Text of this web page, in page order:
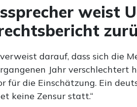
weist
darauf, dass sich die
Jahr verschlechtert
für die Einschätzung. Ein
keine Zensur statt.“